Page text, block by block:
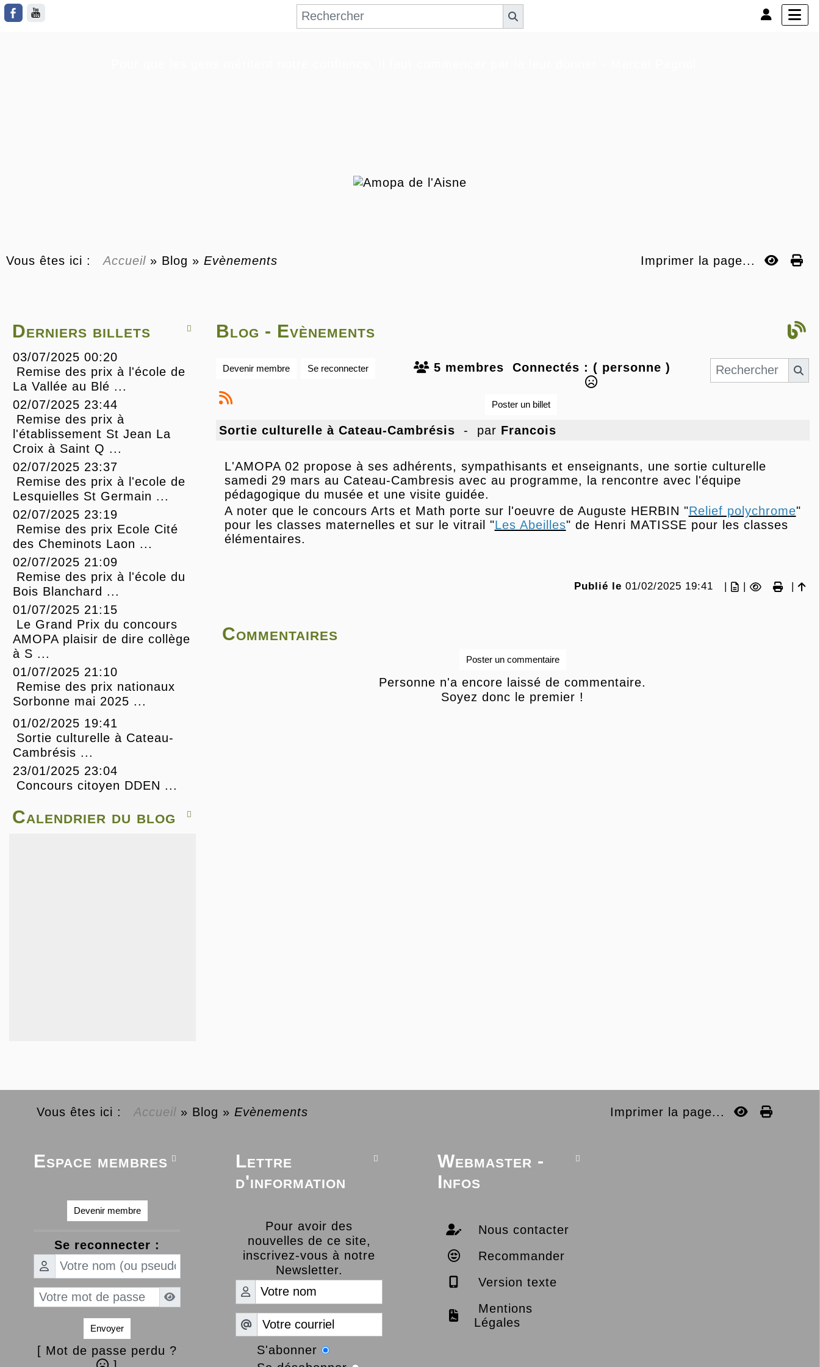
Vous êtes ici : Accueil » Blog » Evènements Imprimer la page...

Derniers billets
03/07/2025 00:20
Remise des prix à l'école de
La Vallée au Blé ...
02/07/2025 23:44
Remise des prix à
l'établissement St Jean La
Croix à Saint Q ...
02/07/2025 23:37
Remise des prix à l'ecole de
Lesquielles St Germain ...
02/07/2025 23:19
Remise des prix Ecole Cité
des Cheminots Laon ...
02/07/2025 21:09
Remise des prix à l'école du
Bois Blanchard ...
01/07/2025 21:15
Le Grand Prix du concours
AMOPA plaisir de dire collège
à S ...
01/07/2025 21:10
Remise des prix nationaux
Sorbonne mai 2025 ...
01/02/2025 19:41
Sortie culturelle à Cateau-
Cambrésis ...
23/01/2025 23:04
Concours citoyen DDEN ...

Calendrier du blog
Blog - Evènements
Devenir membre Se reconnecter 5 membres Connectés : ( personne )
Poster un billet
Sortie culturelle à Cateau-Cambrésis - par Francois
L'AMOPA 02 propose à ses adhérents, sympathisants et enseignants, une sortie culturelle
samedi 29 mars au Cateau-Cambresis avec au programme, la rencontre avec l'équipe
pédagogique du musée et une visite guidée.
A noter que le concours Arts et Math porte sur l'oeuvre de Auguste HERBIN "Relief polychrome"
pour les classes maternelles et sur le vitrail "Les Abeilles" de Henri MATISSE pour les classes
élémentaires.
Publié le 01/02/2025 19:41 |
Commentaires
Poster un commentaire
Personne n'a encore laissé de commentaire.
Soyez donc le premier !
Vous êtes ici : Accueil » Blog » Evènements Imprimer la page...

Espace membres
Devenir membre
Se reconnecter :
Envoyer
[ Mot de passe perdu ?

Lettre
d'information
Pour avoir des
nouvelles de ce site,
inscrivez-vous à notre
Newsletter.
S'abonner

Webmaster -
Infos
Nous contacter
Recommander
Version texte
Mentions
Légales